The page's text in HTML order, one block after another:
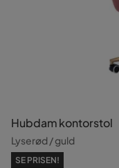
Hubdam kontorstol
Lyserød / guld
SE PRISEN!